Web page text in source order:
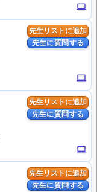
computer
先生リストに追加
先生に質問する
computer
先生リストに追加
先生に質問する
computer
先生リストに追加
先生に質問する